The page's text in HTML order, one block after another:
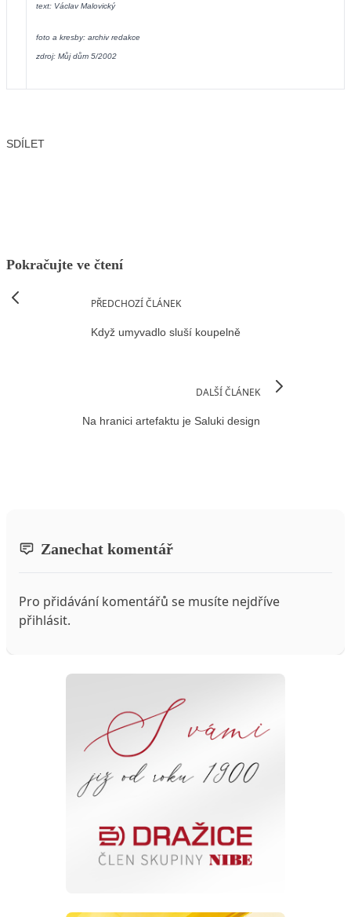
text: Václav Malovický
foto a kresby: archiv redakce
zdroj: Můj dům 5/2002
SDÍLET
Pokračujte ve čtení
PŘEDCHOZÍ ČLÁNEK
Když umyvadlo sluší koupelně
DALŠÍ ČLÁNEK
Na hranici artefaktu je Saluki design
Zanechat komentář
Pro přidávání komentářů se musíte nejdříve
přihlásit.